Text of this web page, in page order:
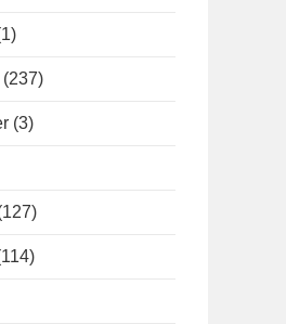
(237)
(3)